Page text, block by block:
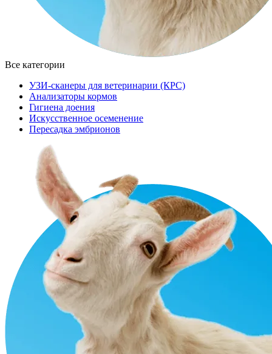
Все категории
УЗИ-сканеры для ветеринарии (КРС)
Анализаторы кормов
Гигиена доения
Искусственное осеменение
Пересадка эмбрионов